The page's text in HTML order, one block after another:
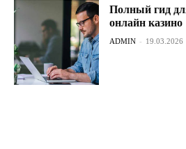
Полный гид
онлайн казино
ADMIN - 19.03.2026